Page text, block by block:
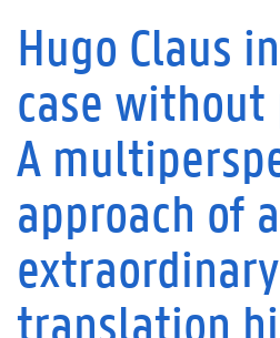
Hugo Claus
case without
A
approach of
extraordinary
translation